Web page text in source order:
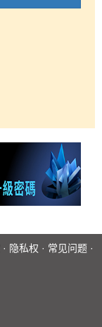
· 隐私权 · 常见问题 ·